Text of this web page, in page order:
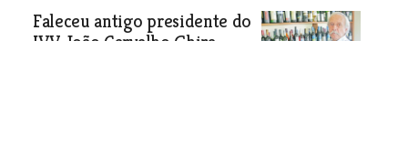
Faleceu antigo presidente do
IVV João Carvalho Ghira